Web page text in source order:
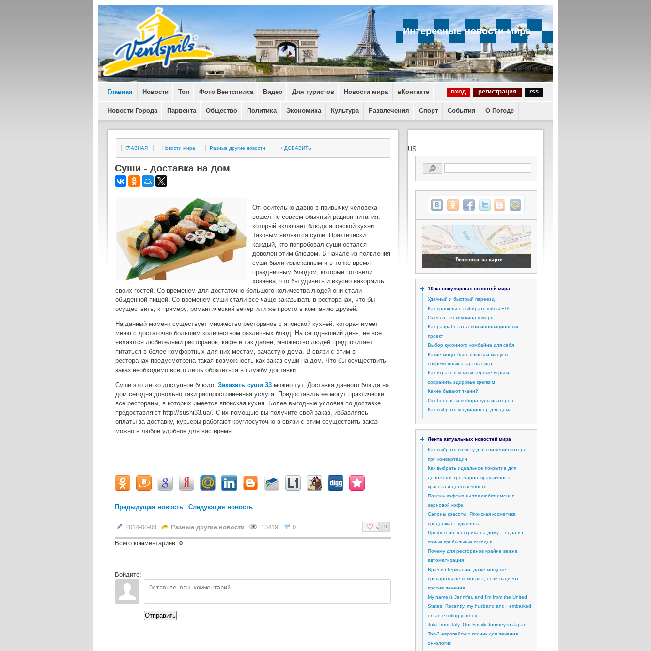
Интересные новости мира
Главная Новости Топ Фото Вентспилса Видео Для туристов Новости мира вКонтакте вход регистрация rss
Новости Города Парвента Общество Политика Экономика Культура Развлечения Спорт События О Погоде
ГЛАВНАЯ Новости мира Разные другие новости + ДОБАВИТЬ
Суши - доставка на дом
Относительно давно в привычку человека
вошел не совсем обычный рацион питания,
который включает блюда японской кухни.
Таковым являются суши. Практически
каждый, кто попробовал суши остался
доволен этим блюдом. В начале из появления
суши были изысканным и в то же время
праздничным блюдом, которые готовили
хозяева, что бы удивить и вкусно накормить
своих гостей. Со временем для достаточно большого количества людей они стали
обыденной пищей. Со временем суши стали все чаще заказывать в ресторанах, что бы
осуществить, к примеру, романтический вечер или же просто в компанию друзей.
На данный момент существует множество ресторанов с японской кухней, которая имеет
меню с достаточно большим количеством различных блюд. На сегодняшний день, не все
являются любителями ресторанов, кафе и так далее, множество людей предпочитает
питаться в более комфортных для них местам, зачастую дома. В связи с этим в
ресторанах предусмотрена такая возможность как заказ суши на дом. Что бы осуществить
заказ необходимо всего лишь обратиться в службу доставки.
Суши это легко доступное блюдо. Заказать суши 33 можно тут. Доставка данного блюда на
дом сегодня довольно таки распространенная услуга. Предоставить ее могут практически
все рестораны, в которых имеется японская кухня. Более выгодные условия по доставке
предоставляют http://sushi33.ua/. С их помощью вы получите свой заказ, избавляясь
оплаты за доставку, курьеры работают круглосуточно в связи с этим осуществить заказ
можно в любое удобное для вас время.
Предыдущая новость Следующая новость
2014-08-08 Разные другие новости 13419 0 +0
Всего комментариев: 0
Войдите:
Отправить
US
Вентспилс на карте
10-ка популярных новостей мира
Удачный и быстрый переезд
Как правильно выбирать шины Б/У
Одесса - жемчужина у моря
Как разработать свой инновационный
проект
Выбор кухонного комбайна для себя
Какие могут быть плюсы и минусы
современных азартных игр
Как играть в компьютерные игры и
сохранить здоровье крепким
Какие бывают ткани?
Особенности выбора культиваторов
Как выбрать кондиционер для дома
Лента актуальных новостей мира
Как выбрать валюту для снижения потерь
при конвертации
Как выбрать идеальное покрытие для
дорожек и тротуаров: практичность,
красота и долговечность
Почему кофеманы так любят именно
зерновой кофе
Салоны красоты: Японская косметика
продолжает удивлять
Профессия электрика на дому – одна из
самых прибыльных сегодня
Почему для ресторанов крайне важна
автоматизация
Врач из Германии: даже мощные
препараты не помогают, если пациент
против лечения
My name is Jennifer, and I’m from the United
States. Recently, my husband and I embarked
on an exciting journey
Julia from Italy: Our Family Journey in Japan
Топ-3 европейских клиник для лечения
онкологии